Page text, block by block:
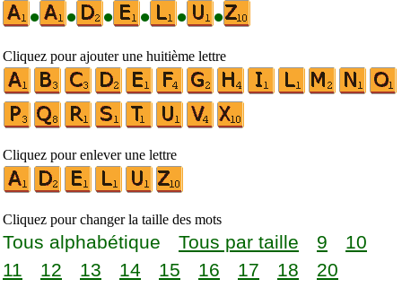
•
• • • • •
Cliquez pour ajouter une huitième lettre
Cliquez pour enlever une lettre
Cliquez pour changer la taille des mots
Tous alphabétique Tous par taille 9
10
11
12 13 14 15 16 17 18 20